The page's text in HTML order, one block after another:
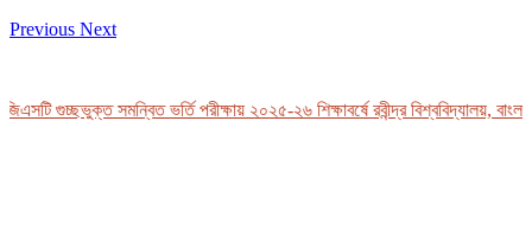
Previous Next
গুচ্ছভুক্ত সমন্বিত ভর্তি পরীক্ষায় ২০২৫-২৬ শিক্ষাবর্ষে রবীন্দ্র বিশ্ববিদ্যালয়,